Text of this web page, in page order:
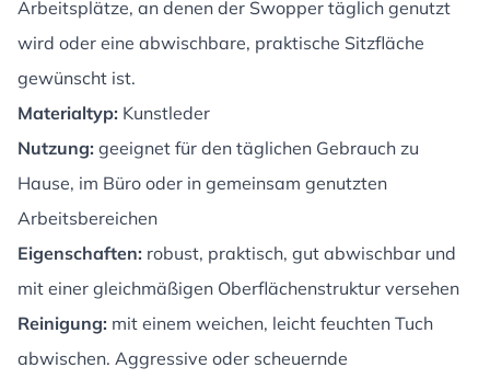
Arbeitsplätze, an denen der Swopper täglich genutzt
wird oder eine abwischbare, praktische Sitzfläche
gewünscht ist.
Materialtyp: Kunstleder
Nutzung: geeignet für den täglichen Gebrauch zu
Hause, im Büro oder in gemeinsam genutzten
Arbeitsbereichen
Eigenschaften: robust, praktisch, gut abwischbar und
mit einer gleichmäßigen Oberflächenstruktur versehen
Reinigung: mit einem weichen, leicht feuchten Tuch
abwischen. Aggressive oder scheuernde